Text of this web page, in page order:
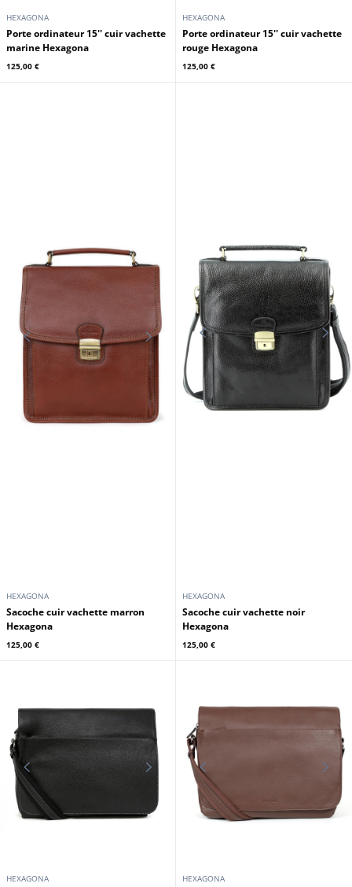
HEXAGONA
Porte ordinateur 15'' cuir vachette
marine Hexagona
125,00 €
HEXAGONA
Porte ordinateur 15'' cuir vachette
rouge Hexagona
125,00 €
HEXAGONA
Sacoche cuir vachette marron
Hexagona
125,00 €
HEXAGONA
Sacoche cuir vachette noir
Hexagona
125,00 €